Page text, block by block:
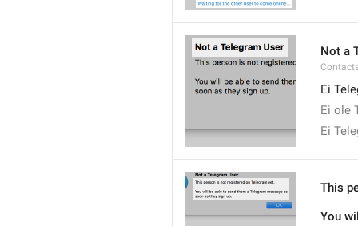
Not a
Ei
Ei ole
Ei
This
You